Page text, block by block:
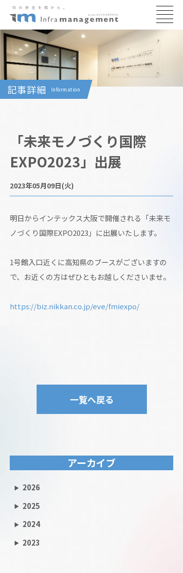
記事詳細 Information
「未来モノづくり国際
EXPO2023」出展
2023年05月09日(火)
明日からインテックス大阪で開催される「未来モ
ノづくり国際EXPO2023」に出展いたします。
1号館入口近くに高知県のブースがございますの
で、お近くの方はぜひともお越しくださいませ。
https://biz.nikkan.co.jp/eve/fmiexpo/
一覧へ戻る
アーカイブ
2026
2025
2024
2023